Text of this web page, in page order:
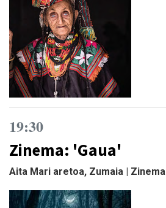
19:30
Zinema: 'Gaua'
Aita Mari aretoa, Zumaia | Zinema